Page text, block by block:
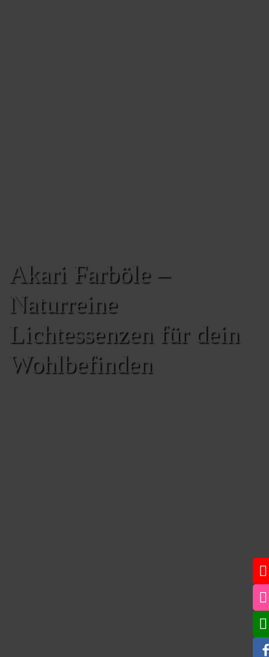
Akari Farböle –
Naturreine
Lichtessenzen für dein
Wohlbefinden